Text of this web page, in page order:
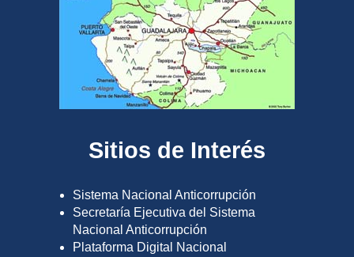
Sitios de Interés
Sistema Nacional Anticorrupción
Secretaría Ejecutiva del Sistema
Nacional Anticorrupción
Plataforma Digital Nacional